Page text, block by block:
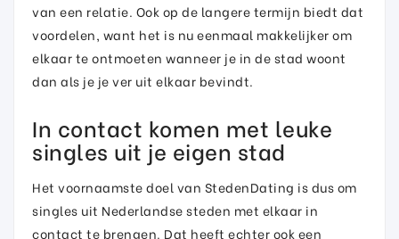
van een relatie. Ook op de langere termijn biedt dat
voordelen, want het is nu eenmaal makkelijker om
elkaar te ontmoeten wanneer je in de stad woont
dan als je je ver uit elkaar bevindt.
In contact komen met leuke
singles uit je eigen stad
Het voornaamste doel van StedenDating is dus om
singles uit Nederlandse steden met elkaar in
contact te brengen. Dat heeft echter ook een